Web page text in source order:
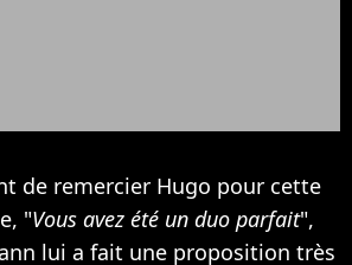
de remercier Hugo pour cette
"Vous avez été un duo parfait",
lui a fait une proposition très